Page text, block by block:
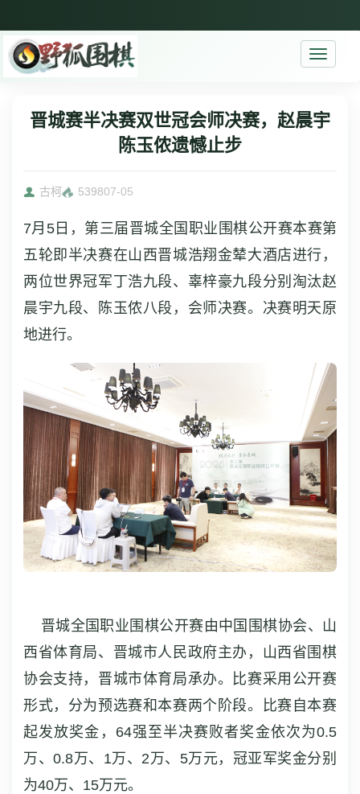
Toggle
晋城赛半决赛双世冠会师决赛，赵晨宇
陈玉侬遗憾止步
古柯 539807-05
7月5日，第三届晋城全国职业围棋公开赛本赛第
五轮即半决赛在山西晋城浩翔金辇大酒店进行，
两位世界冠军丁浩九段、辜梓豪九段分别淘汰赵
晨宇九段、陈玉侬八段，会师决赛。决赛明天原
地进行。
晋城全国职业围棋公开赛由中国围棋协会、山
西省体育局、晋城市人民政府主办，山西省围棋
协会支持，晋城市体育局承办。比赛采用公开赛
形式，分为预选赛和本赛两个阶段。比赛自本赛
起发放奖金，64强至半决赛败者奖金依次为0.5
万、0.8万、1万、2万、5万元，冠亚军奖金分别
为40万、15万元。